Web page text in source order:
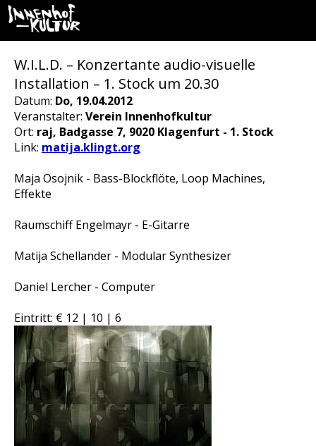
W.I.L.D. – Konzertante audio-visuelle
Installation – 1. Stock um 20.30
Datum: Do, 19.04.2012
Veranstalter: Verein Innenhofkultur
Ort: raj, Badgasse 7, 9020 Klagenfurt - 1. Stock
Link: matija.klingt.org
Maja Osojnik - Bass-Blockflöte, Loop Machines,
Effekte
Raumschiff Engelmayr - E-Gitarre
Matija Schellander - Modular Synthesizer
Daniel Lercher - Computer
Eintritt: € 12 | 10 | 6